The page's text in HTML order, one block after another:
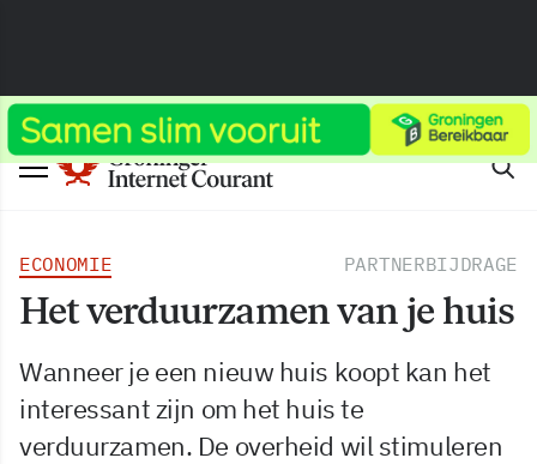
ECONOMIE PARTNERBIJDRAGE
Het verduurzamen van je huis
Wanneer je een nieuw huis koopt kan het
interessant zijn om het huis te
verduurzamen. De overheid wil stimuleren